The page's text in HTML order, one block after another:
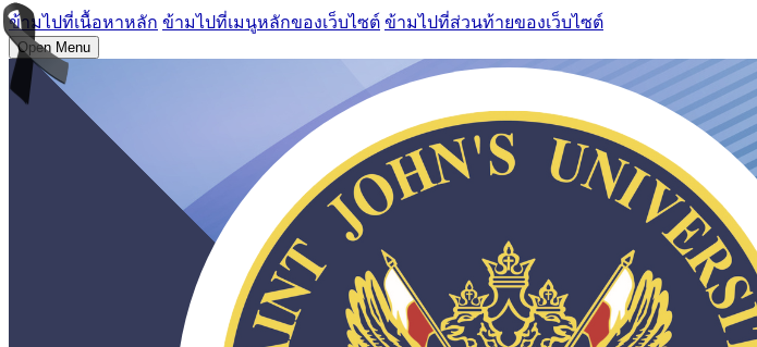
ข้ามไปที่เนื้อหาหลัก ข้ามไปที่เมนูหลักของเว็บไซต์ ข้ามไปที่ส่วนท้ายของเว็บไซต์
Open Menu